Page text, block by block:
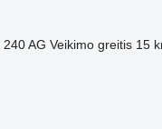
240 AG Veikimo greitis 15